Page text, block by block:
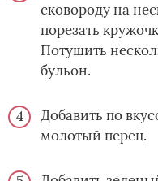
сковороду на
порезать
Потушить
бульон.
Добавить по
молотый перец.